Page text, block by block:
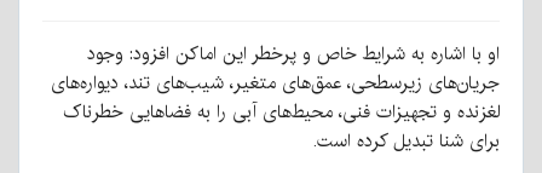
او با اشاره به شرایط خاص و پرخطر این اماکن افزود: وجود
جریان‌های زیرسطحی، عمق‌های متغیر، شیب‌های تند، دیواره‌های
لغزنده و تجهیزات فنی، محیط‌های آبی را به فضاهایی خطرناک
برای شنا تبدیل کرده است.